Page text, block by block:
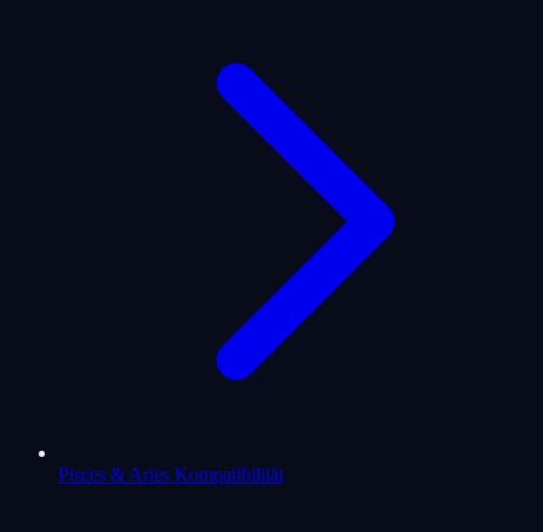
Pisces & Aries Kompatibilität